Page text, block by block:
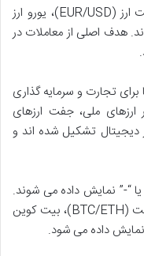
نظر گرفته می شود. به عنوان مثال، در جفت ارز (EUR/USD)، یورو ارز
هدف اصلی از معاملات در
برای تجارت و سرمایه گذاری
ارزهای ملی، جفت ارزهای
دیجیتال تشکیل شده اند و
یا “-” نمایش داده می شوند.
به عنوان مثال، در بازار ارزهای دیجیتال، جفت (BTC/ETH)، بیت کوین
نمایش داده می شود.